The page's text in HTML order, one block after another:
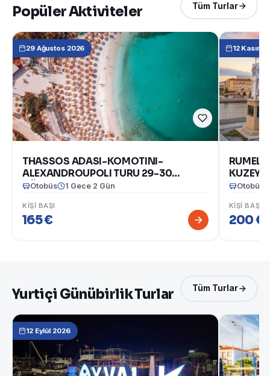
Popüler Aktiviteler Tüm Turlar
29 Ağustos 2026
THASSOS ADASI-KOMOTINI-
ALEXANDROUPOLI TURU 29-30
AĞUSTOS 2026
Otobüs 1 Gece 2 Gün
KIŞI BAŞI
165 €
12 Kasım
KUZEY
Otobüs
KIŞI BAŞI
200 €
Yurtiçi Günübirlik Turlar Tüm Turlar
12 Eylül 2026